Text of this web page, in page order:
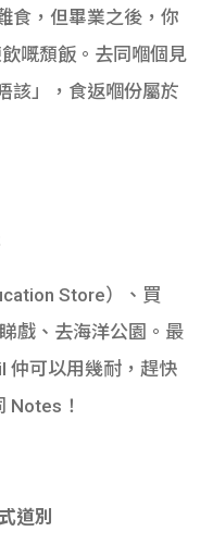
食，但畢業之後，你
嘅頹飯。去同嗰個見
該」，食返嗰份屬於
Store）、買
戲、去海洋公園。最
仲可以用幾耐，趕快
Notes！
道別